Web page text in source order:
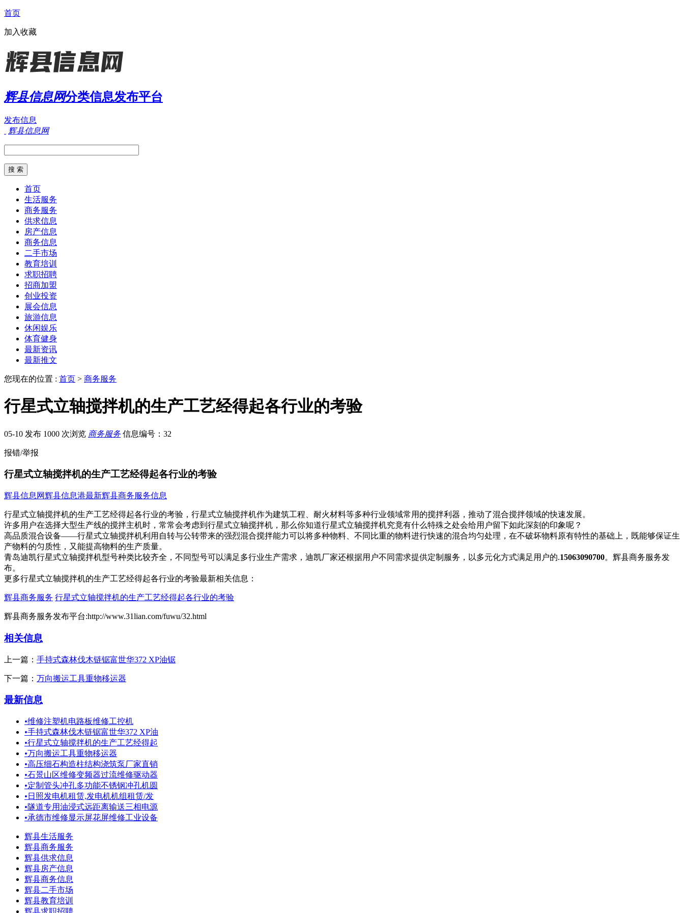
首页
加入收藏
辉县信息网分类信息发布平台
发布信息
辉县信息网
首页
生活服务
商务服务
供求信息
房产信息
商务信息
二手市场
教育培训
求职招聘
招商加盟
创业投资
展会信息
旅游信息
休闲娱乐
体育健身
最新资讯
最新推文
您现在的位置 : 首页 > 商务服务
行星式立轴搅拌机的生产工艺经得起各行业的考验
05-10 发布 1000 次浏览 商务服务 信息编号：32
报错/举报
行星式立轴搅拌机的生产工艺经得起各行业的考验
辉县信息网辉县信息港最新辉县商务服务信息
行星式立轴搅拌机的生产工艺经得起各行业的考验，行星式立轴搅拌机作为建筑工程、耐火材料等多种行业领​‌‌域常用的搅拌利器，推动了混合搅拌领域的快速发展。
许多用户在选择大型生产线的搅拌主机时，常常会考虑到行星式立轴搅拌机，那么你知道行星式立轴搅拌机究竟有什么特殊之处会给用户留下如此深刻的印象呢？
高品质混合设备——行星式立轴搅拌机利用自转与公转带来的强烈混合搅拌能力可以将多种物料、不同比重的物料进行快速的混合均匀处理，在不破坏物料原有特性的基础上，既能够保证生
产物料的匀质性，又能提高物料的生产质量。
青岛迪凯行星式立轴搅拌机型号种类比较齐全，不同型号可以满足多行业生产需求，迪凯厂家还根据用户不同需求提供定制服务，以多元化方式满足用户的.15063090700。辉县商务服务发
布。
更多行星式立轴搅拌机的生产工艺经得起各行业的考验最新相关信息：
辉县商务服务 行星式立轴搅拌机的生产工艺经得起各行业的考验
辉县商务服务发布平台:http://www.31lian.com/fuwu/32.html
相关信息
上一篇： 手持式森林伐木链锯富世华372 XP油锯
下一篇： 万向搬运工具重物移运器
最新信息
•维修注塑机电路板维修工控机
•手持式森林伐木链锯富世华372 XP油
•行星式立轴搅拌机的生产工艺经得起
•万向搬运工具重物移运器
•高压细石构造柱结构浇筑泵厂家直销
•石景山区维修变频器过流维修驱动器
•定制管头冲孔多功能不锈钢冲孔机圆
• 日照发电机租赁,发电机机组租赁/发
•隧道专用油浸式远距离输送三相电源
•承德市维修显示屏花屏维修工业设备
辉县生活服务
辉县商务服务
辉县供求信息
辉县房产信息
辉县商务信息
辉县二手市场
辉县教育培训
辉县求职招聘